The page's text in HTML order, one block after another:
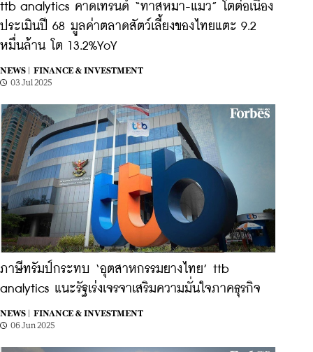
ttb analytics คาดเทรนด์ “ทาสหมา-แมว” โตต่อเนื่อง
ประเมินปี 68 มูลค่าตลาดสัตว์เลี้ยงของไทยแตะ 9.2
หมื่นล้าน โต 13.2%YoY
NEWS |
FINANCE & INVESTMENT
03 Jul 2025
ภาษีทรัมป์กระทบ ‘อุตสาหกรรมยางไทย’ ttb
analytics แนะรัฐเร่งเจรจาเสริมความมั่นใจภาคธุรกิจ
NEWS |
FINANCE & INVESTMENT
06 Jun 2025